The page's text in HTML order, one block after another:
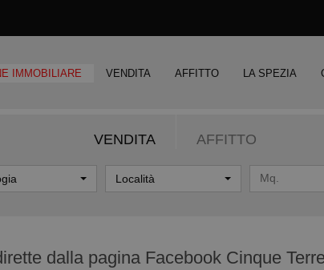
IMMOBILIARE VENDITA AFFITTO LA SPEZIA
VENDITA AFFITTO
Località
dalla pagina Facebook Cinque